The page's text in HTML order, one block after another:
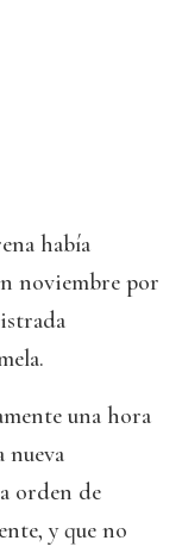
había
noviembre por
una hora
nueva
orden de
y que no